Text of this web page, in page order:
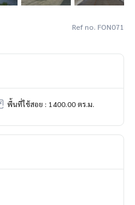
Ref no. FON071
พื้นที่ใช้สอย : 1400.00 ตร.ม.